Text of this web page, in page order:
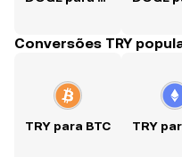
Conversões TRY
TRY para BTC TRY